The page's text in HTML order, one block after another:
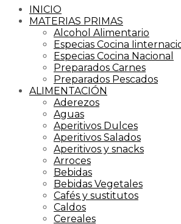
INICIO
MATERIAS PRIMAS
Alcohol Alimentario
Especias Cocina
Especias Cocina Nacional
Preparados Carnes
Preparados Pescados
ALIMENTACIÓN
Aderezos
Aguas
Aperitivos Dulces
Aperitivos Salados
Aperitivos y snacks
Arroces
Bebidas
Bebidas Vegetales
Cafés y sustitutos
Caldos
Cereales